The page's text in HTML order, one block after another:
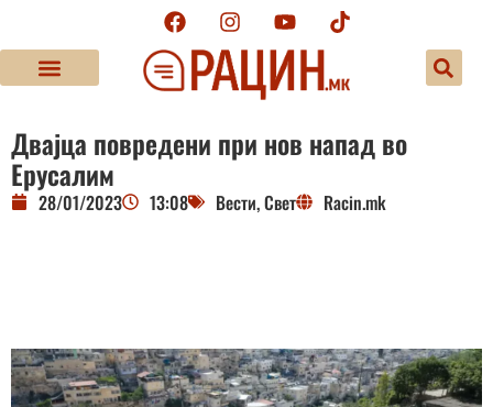
Двајца повредени при нов напад во
Ерусалим
28/01/2023 13:08 Вести,Свет Racin.mk